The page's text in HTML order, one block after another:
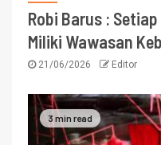
Robi Barus :
Miliki Wawasan
21/06/2026 Editor
3 min read